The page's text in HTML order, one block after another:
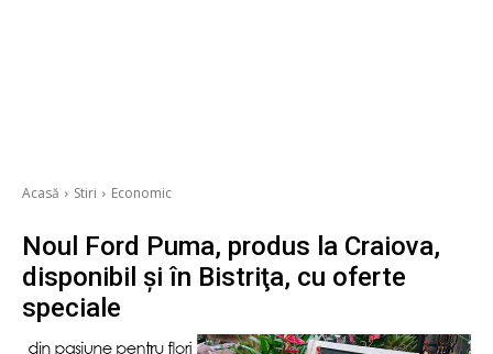
Acasă Stiri Economic
Noul Ford Puma, produs la Craiova,
disponibil şi în Bistriţa, cu oferte
speciale